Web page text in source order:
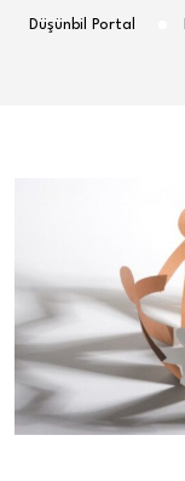
Düşünbil Portal